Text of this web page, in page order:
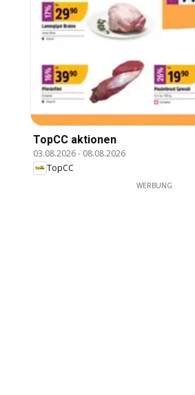
TopCC aktionen
03.08.2026- 08.08.2026
TopCC
WERBUNG